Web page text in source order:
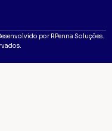
por RPenna Soluções.